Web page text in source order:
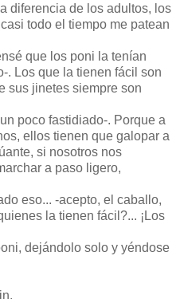
diferencia de los adultos, los
todo el tiempo me patean
que los poni la tenían
. Los que la tienen fácil son
sus jinetes siempre son
poco fastidiado-. Porque a
ellos tienen que galopar a
si nosotros nos
a paso ligero,
eso... -acepto, el caballo,
la tienen fácil?... ¡Los
dejándolo solo y yéndose